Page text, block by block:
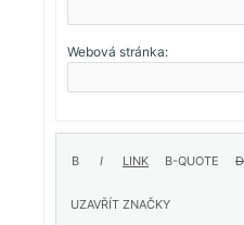
Webová stránka: